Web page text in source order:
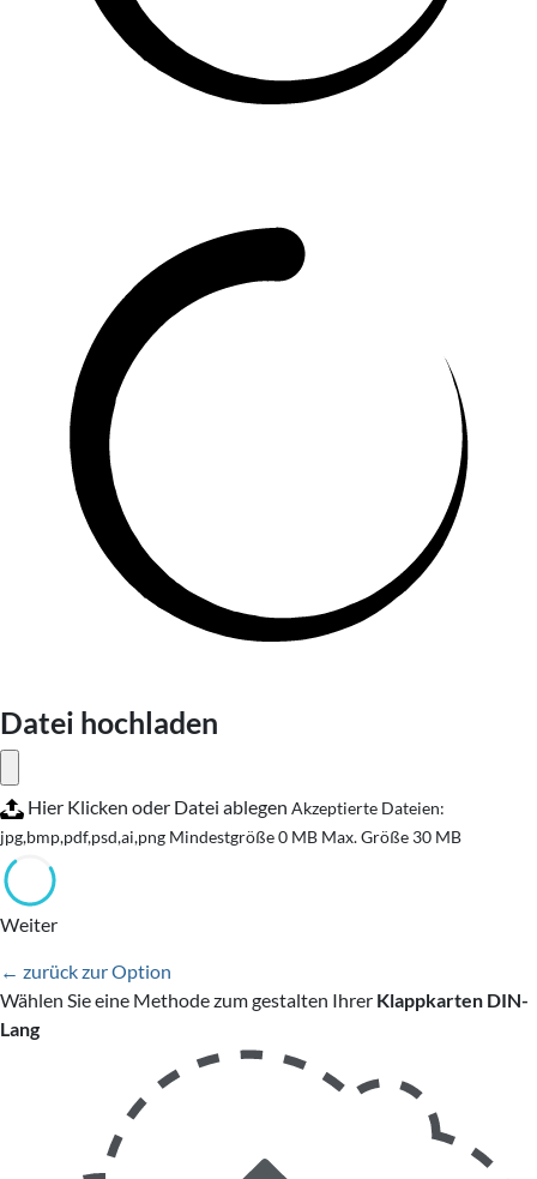
Datei hochladen
Hier Klicken oder Datei ablegen Akzeptierte Dateien:
jpg,bmp,pdf,psd,ai,png Mindestgröße 0 MB Max. Größe 30 MB
Weiter
← zurück zur Option
Wählen Sie eine Methode zum gestalten Ihrer Klappkarten DIN-
Lang